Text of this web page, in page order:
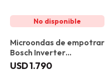
Microondas de empotrar
Bosch Inverter
BFR7221B1 Gourmet
USD1.790